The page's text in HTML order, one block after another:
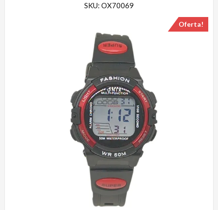
SKU: OX70069
Oferta!